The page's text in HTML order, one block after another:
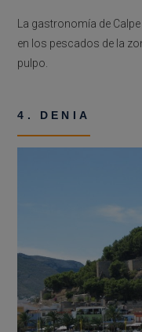
La gastronomía de
en los pescados de la
pulpo.
4. DENIA